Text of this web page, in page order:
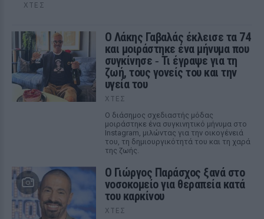
ΧΤΕΣ
Ο Λάκης Γαβαλάς έκλεισε τα 74
και μοιράστηκε ένα μήνυμα που
συγκίνησε ‑ Τι έγραψε για τη
ζωή, τους γονείς του και την
υγεία του
ΧΤΕΣ
Ο διάσημος σχεδιαστής μόδας
μοιράστηκε ένα συγκινητικό μήνυμα στο
Instagram, μιλώντας για την οικογένειά
του, τη δημιουργικότητά του και τη χαρά
της ζωής.
O Γιώργος Παράσχος ξανά στο
νοσοκομείο για θεραπεία κατά
του καρκίνου
ΧΤΕΣ